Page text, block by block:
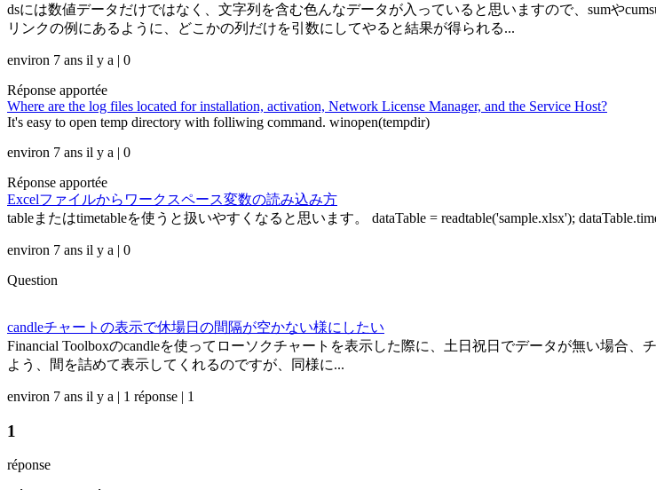
dsには数値データだけではなく、文字列を含む色んなデータが入っていると思いますので、sumや
リンクの例にあるように、どこかの列だけを引数にしてやると結果が得られる...
environ 7 ans il y a | 0
Réponse apportée
Where are the log files located for installation, activation, Network License Manager, and the Service Host?
It's easy to open temp directory with folliwing command. winopen(tempdir)
environ 7 ans il y a | 0
Réponse apportée
Excelファイルからワークスペース変数の読み込み方
tableまたはtimetableを使うと扱いやすくなると思います。 dataTable = readtable('sample.xlsx');
environ 7 ans il y a | 0
Question
candleチャートの表示で休場日の間隔が空かない様にしたい
Financial Toolboxのcandleを使ってローソクチャートを表示した際に、土日祝日でデータが無い場合
よう、間を詰めて表示してくれるのですが、同様に...
environ 7 ans il y a | 1 réponse | 1
1
réponse